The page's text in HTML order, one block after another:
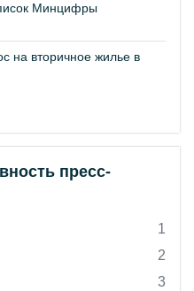
Минцифры
на вторичное жилье в
пресс-
1
2
3